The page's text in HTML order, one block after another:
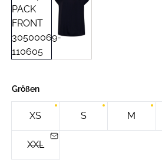
Größen
XS S M
XXL